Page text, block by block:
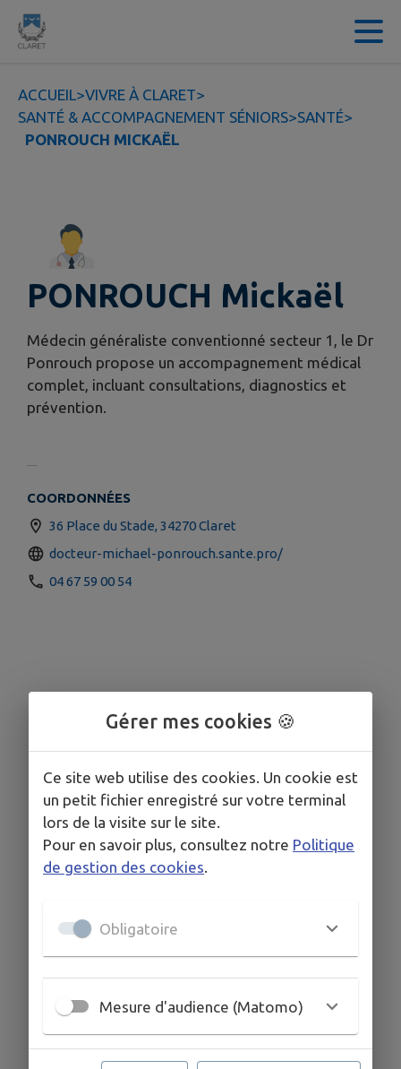
Contenu
ACCUEIL>VIVRE À CLARET>
SANTÉ & ACCOMPAGNEMENT SÉNIORS>SANTÉ>
PONROUCH MICKAËL
PONROUCH Mickaël
Médecin généraliste conventionné secteur 1, le Dr
Ponrouch propose un accompagnement médical
complet, incluant consultations, diagnostics et
prévention.
COORDONNÉES
36 Place du Stade, 34270 Claret
docteur-michael-ponrouch.sante.pro/
04 67 59 00 54
Gérer mes cookies 🍪
Ce site web utilise des cookies. Un cookie est
un petit fichier enregistré sur votre terminal
lors de la visite sur le site.
Pour en savoir plus, consultez notre Politique
de gestion des cookies.
Obligatoire
Mesure d'audience (Matomo)